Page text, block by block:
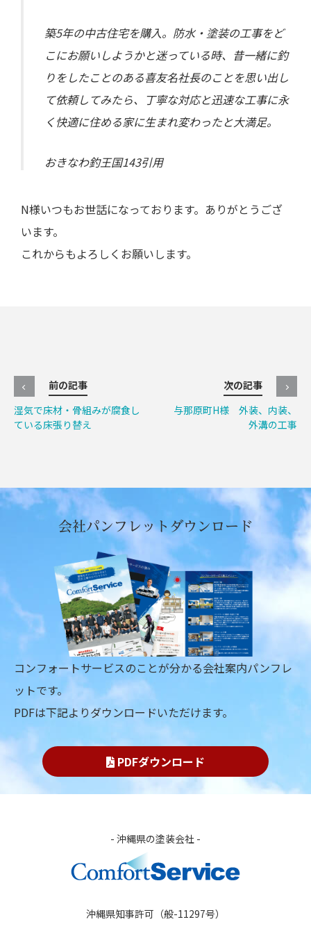
築5年の中古住宅を購入。防水・塗装の工事をど
こにお願いしようかと迷っている時、昔一緒に釣
りをしたことのある喜友名社長のことを思い出し
て依頼してみたら、丁寧な対応と迅速な工事に永
く快適に住める家に生まれ変わったと大満足。
おきなわ釣王国143引用
N様いつもお世話になっております。ありがとうござ
います。
これからもよろしくお願いします。
前の記事
湿気で床材・骨組みが腐食し
ている床張り替え
次の記事
与那原町H様 外装、内装、
外溝の工事
会社パンフレットダウンロード
コンフォートサービスのことが分かる会社案内パンフレ
ットです。
PDFは下記よりダウンロードいただけます。
PDFダウンロード
- 沖縄県の塗装会社 -
沖縄県知事許可（般-11297号）